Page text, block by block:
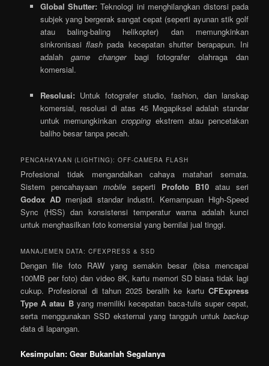
Global Shutter: Teknologi ini menghilangkan distorsi pada
subjek yang bergerak sangat cepat (seperti ayunan stik golf
atau baling-baling helikopter) dan memungkinkan
sinkronisasi flashpada kecepatan shutter berapapun. Ini
adalahgame changerbagi fotografer olahraga dan
komersial.
Resolusi: Untuk fotografer studio, fashion, dan lanskap
komersial, resolusi di atas 45 Megapiksel adalah standar
untuk memungkinkancropping ekstrem atau pencetakan
baliho besar tanpa pecah.
PENCAHAYAAN (LIGHTING): OFF-CAMERA FLASH
Profesional tidak mengandalkan cahaya matahari semata.
Sistem pencahayaanmobile seperti Profoto B10 atau seri
Godox ADmenjadi standar industri. Kemampuan High-Speed
Sync (HSS) dan konsistensi temperatur warna adalah kunci
untuk menghasilkan foto komersial yang bernilai jual tinggi.
MANAJEMEN DATA: CFEXPRESS & SSD
Dengan file foto RAW yang semakin besar (bisa mencapai
100MB per foto) dan video 8K, kartu memori SD biasa tidak lagi
cukup. Profesional di tahun 2025 beralih ke kartu CFExpress
Type A atau Byang memiliki kecepatan baca-tulis super cepat,
serta menggunakan SSD eksternal yang tangguh untuk backup
data di lapangan.
Kesimpulan: Gear Bukanlah Segalanya